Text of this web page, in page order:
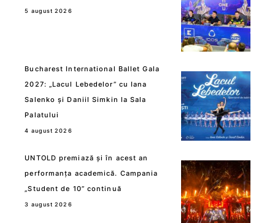
5 august 2026
Bucharest International Ballet Gala
2027: „Lacul Lebedelor” cu Iana
Salenko și Daniil Simkin la Sala
Palatului
4 august 2026
UNTOLD premiază și în acest an
performanța academică. Campania
„Student de 10” continuă
3 august 2026